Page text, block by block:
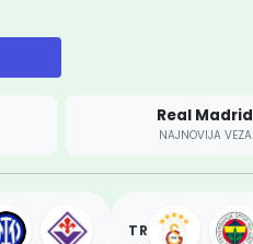
Real Madrid
NAJNOVIJA VEZA
TR